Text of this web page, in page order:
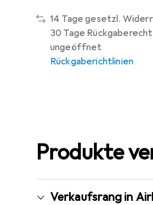
14 Tage gesetzl.
30 Tage
ungeöffnet
Rückgaberichtlinien
Produkte
Verkaufsrang in